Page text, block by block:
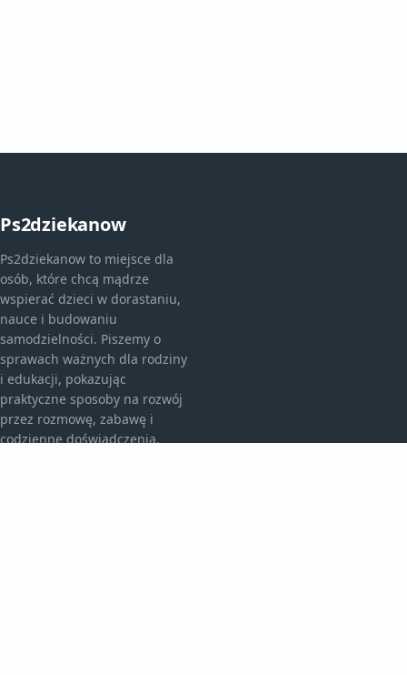
Ps2dziekanow
Ps2dziekanow to miejsce dla
osób, które chcą mądrze
wspierać dzieci w dorastaniu,
nauce i budowaniu
samodzielności. Piszemy o
sprawach ważnych dla rodziny
i edukacji, pokazując
praktyczne sposoby na rozwój
przez rozmowę, zabawę i
codzienne doświadczenia.